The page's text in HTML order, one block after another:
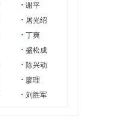
· 谢平
· 屠光绍
· 丁爽
· 盛松成
· 陈兴动
· 廖理
· 刘胜军